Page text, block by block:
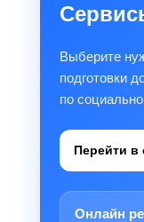
Выберите
подготовки
по
Перейти в
Онлайн